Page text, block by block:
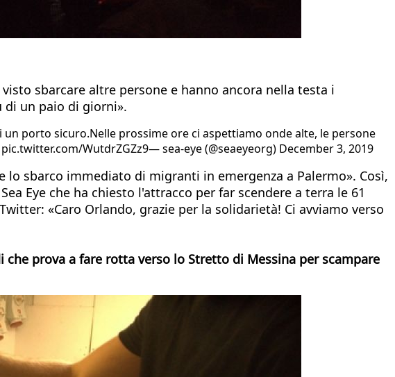
sbarcare altre persone e hanno ancora nella testa i
di un paio di giorni».
porto sicuro.Nelle prossime ore ci aspettiamo onde alte, le persone
WutdrZGZz9— sea-eye (@seaeyeorg) December 3, 2019
sbarco immediato di migranti in emergenza a Palermo». Così,
Eye che ha chiesto l'attracco per far scendere a terra le 61
«Caro Orlando, grazie per la solidarietà! Ci avviamo verso
prova a fare rotta verso lo Stretto di Messina per scampare